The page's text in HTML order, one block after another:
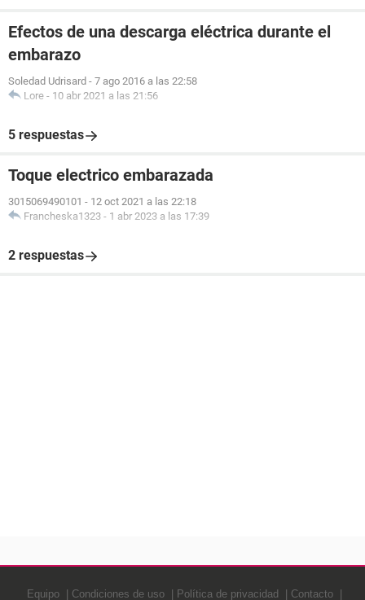
Efectos de una descarga eléctrica durante el
embarazo
Soledad Udrisard - 7 ago 2016 a las 22:58
Lore - 10 abr 2021 a las 21:56
5 respuestas
Toque electrico embarazada
3015069490101 - 12 oct 2021 a las 22:18
Francheska1323 - 1 abr 2023 a las 17:39
2 respuestas
Equipo Condiciones de uso Política de privacidad Contacto